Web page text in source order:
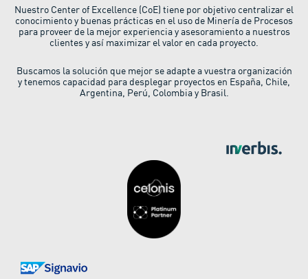
Nuestro Center of Excellence (CoE) tiene por objetivo centralizar el
conocimiento y buenas prácticas en el uso de Minería de Procesos
para proveer de la mejor experiencia y asesoramiento a nuestros
clientes y así maximizar el valor en cada proyecto.
Buscamos la solución que mejor se adapte a vuestra organización
y tenemos capacidad para desplegar proyectos en España, Chile,
Argentina, Perú, Colombia y Brasil.